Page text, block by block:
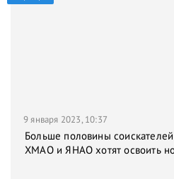
9 января 2023, 10:37
Больше половины
ХМАО и ЯНАО хотят освоить